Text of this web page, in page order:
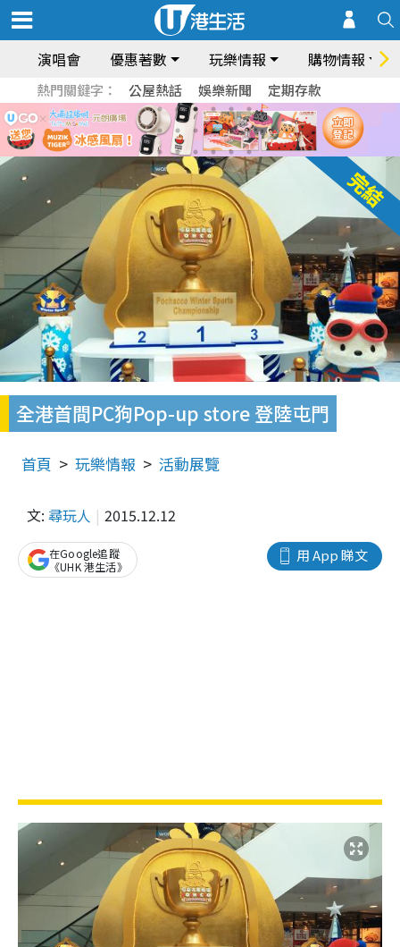
演唱會 優惠著數 玩樂情報 購物情報
熱門關鍵字： 公屋熱話 娛樂新聞 定期存款
全港首間PC狗Pop-up store 登陸屯門
首頁 玩樂情報 活動展覽
文: 尋玩人 2015.12.12
用 App 睇文
在Google追蹤
《UHK 港生活》